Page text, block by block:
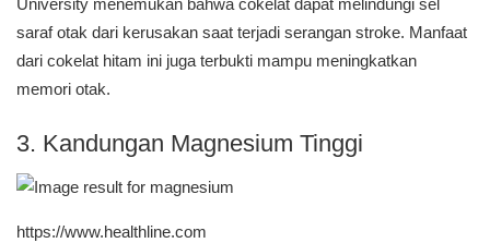
University menemukan bahwa cokelat dapat melindungi sel
saraf otak dari kerusakan saat terjadi serangan stroke. Manfaat
dari cokelat hitam ini juga terbukti mampu meningkatkan
memori otak.
3. Kandungan Magnesium Tinggi
https://www.healthline.com